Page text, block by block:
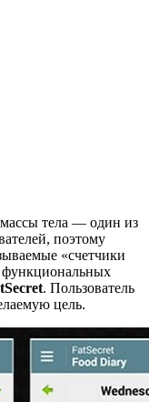
тела — один из
поэтому
«счетчики
. Пользователь
цель.